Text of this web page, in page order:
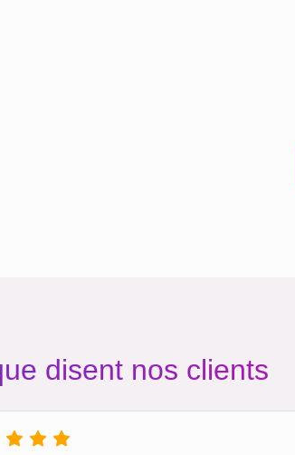
disent nos clients